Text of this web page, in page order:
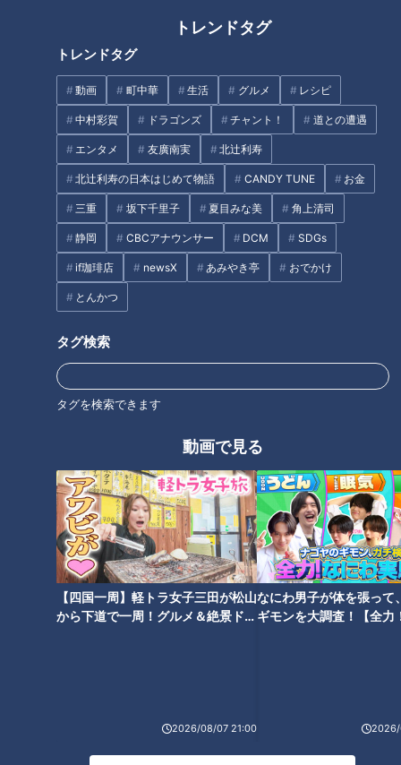
トレンドタグ
トレンドタグ
動画 町中華 生活 グルメ レシピ
中村彩賀 ドラゴンズ チャント！ 道との遭遇
エンタメ 友廣南実 北辻利寿
北辻利寿の日本はじめて物語 CANDY TUNE お金
三重 坂下千里子 夏目みな美 角上清司
静岡 CBCアナウンサー DCM SDGs
if珈琲店 newsX あみやき亭 おでかけ
とんかつ
タグ検索
タグを検索できます
動画で見る
【四国一周】軽トラ女子三田が松山
から下道で一周！グルメ＆絶景ドラ
2026/08/07 21:00
なにわ男子が体を張って
ギモンを大調査！【全力
2026/
たゴム草履の秘話
グルメ チャント！ 加藤愛 岐阜 愛されフード
オススメ関連コンテンツ
石丸幹二「すごい痩せました
ね！」…世界一楽なスクワッ
ト！？ダイエットのスペシャリ
ストに学ぶ「無理なくやせる方
“夏の疲れ”正しい休み方
は？…“休む”を科学的に分析！
100％回復させるための休養学
食事中にむせませんか？…名医
が徹底解明！命を脅かす「誤
嚥」の原因や予防法
び寄る激痛の恐怖「尿路結石」